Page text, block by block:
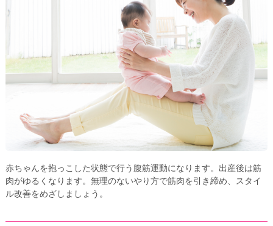
赤ちゃんを抱っこした状態で行う腹筋運動になります。出産後は筋
肉がゆるくなります。無理のないやり方で筋肉を引き締め、スタイ
ル改善をめざしましょう。